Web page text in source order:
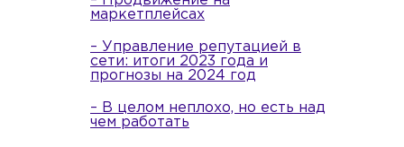
маркетплейсах
– Управление репутацией в
сети: итоги 2023 года и
прогнозы на 2024 год
– В целом неплохо, но есть над
чем работать